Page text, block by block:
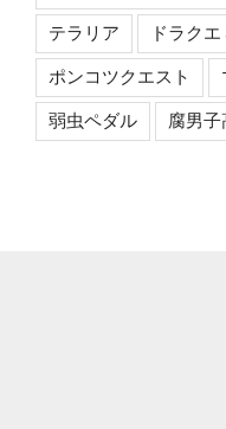
テラリア ドラクエ
ポンコツクエスト
弱虫ペダル 腐男